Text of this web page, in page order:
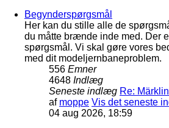
Begynderspørgsmål
Her kan du stille alle de
du måtte brænde inde med. Der
spørgsmål. Vi skal gøre vores
med dit modeljernbaneproblem.
556 Emner
4648 Indlæg
Seneste indlæg Re:
af moppe Vis det seneste
04 aug 2026, 18:59